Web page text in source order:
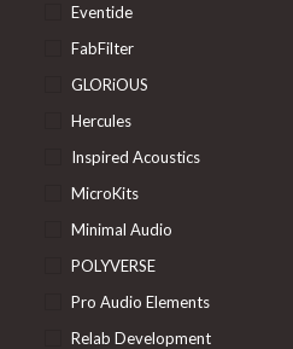
Eventide
FabFilter
GLORiOUS
Hercules
Inspired Acoustics
MicroKits
Minimal Audio
POLYVERSE
Pro Audio Elements
Relab Development